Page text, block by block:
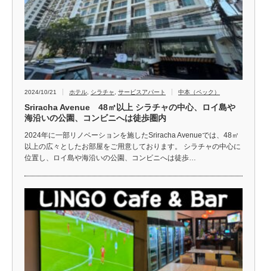
2024/10/21 ホテル シラチャ サービスアパート 中本（ペック）
Sriracha Avenue 48㎡以上 シラチャの中心、ロイ島や
海沿いの公園、コンビニへは徒歩圏内
2024年に一部リノベーションを施したSriracha Avenueでは、48㎡
以上の広々としたお部屋をご用意しております。 シラチャの中心に
位置し、ロイ島や海沿いの公園、コンビニへは徒歩…